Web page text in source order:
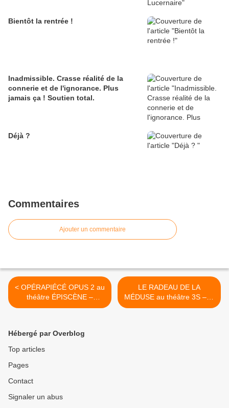
Bientôt la rentrée !
Inadmissible. Crasse réalité de la
connerie et de l'ignorance. Plus
jamais ça ! Soutien total.
Déjà ?
Commentaires
Ajouter un commentaire
< OPÉRAPIÉCÉ OPUS 2 au
théâtre ÉPISCÈNE –
Avignon Off
LE RADEAU DE LA
MÉDUSE au théâtre 3S – le
quatre – Avignon Off >
Hébergé par Overblog
Top articles
Pages
Contact
Signaler un abus